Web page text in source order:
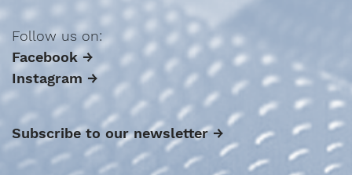
Follow us on:
Facebook →
Instagram →
Subscribe to our newsletter →